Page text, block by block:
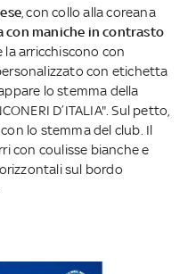
, con collo alla coreana
con maniche in contrasto
la arricchiscono con
con etichetta
lo stemma della
D’ITALIA". Sul petto,
lo stemma del club. Il
con coulisse bianche e
sul bordo